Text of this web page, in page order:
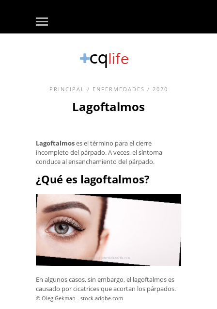
PRINCIPAL / ENFERMEDADES / 2020
Lagoftalmos
Lagoftalmoses el término para el cierre
incompleto del párpado. A veces, el síntoma
conduce al ensanchamiento del párpado.
¿Qué es lagoftalmos?
En algunos casos, sin embargo, el lagoftalmos es
causado por cicatrices que acortan los párpados.
© Oleg Gekman - stock.adobe.com